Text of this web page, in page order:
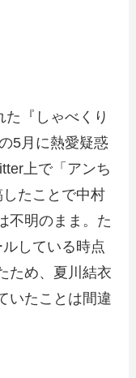
『しゃべくり
5月に熱愛疑惑
上で「アンち
たことで中村
不明のまま。た
している時点
ため、夏川結衣
いたことは間違